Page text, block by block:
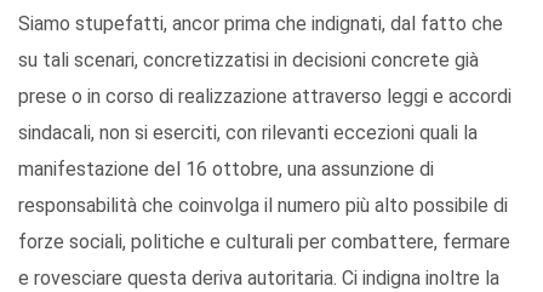
Siamo stupefatti, ancor prima che indignati, dal fatto che
su tali scenari, concretizzatisi in decisioni concrete già
prese o in corso di realizzazione attraverso leggi e accordi
sindacali, non si eserciti, con rilevanti eccezioni quali la
manifestazione del 16 ottobre, una assunzione di
responsabilità che coinvolga il numero più alto possibile di
forze sociali, politiche e culturali per combattere, fermare
e rovesciare questa deriva autoritaria. Ci indigna inoltre la